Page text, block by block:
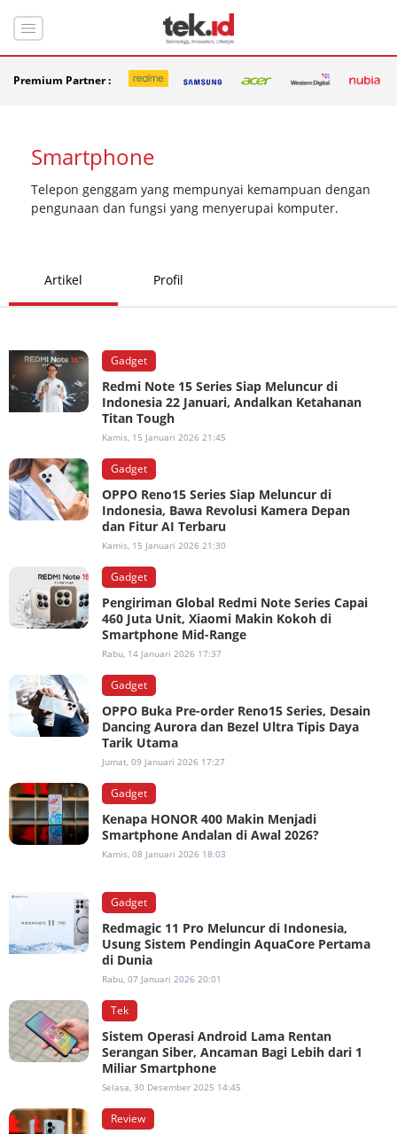
Premium Partner :
Smartphone
Telepon genggam yang mempunyai kemampuan dengan
pengunaan dan fungsi yang menyerupai komputer.
Artikel Profil
Gadget
Redmi Note 15 Series Siap Meluncur di
Indonesia 22 Januari, Andalkan Ketahanan
Titan Tough
Kamis, 15 Januari 2026 21:45
Gadget
OPPO Reno15 Series Siap Meluncur di
Indonesia, Bawa Revolusi Kamera Depan
dan Fitur AI Terbaru
Kamis, 15 Januari 2026 21:30
Gadget
Pengiriman Global Redmi Note Series Capai
460 Juta Unit, Xiaomi Makin Kokoh di
Smartphone Mid-Range
Rabu, 14 Januari 2026 17:37
Gadget
OPPO Buka Pre-order Reno15 Series, Desain
Dancing Aurora dan Bezel Ultra Tipis Daya
Tarik Utama
Jumat, 09 Januari 2026 17:27
Gadget
Kenapa HONOR 400 Makin Menjadi
Smartphone Andalan di Awal 2026?
Kamis, 08 Januari 2026 18:03
Gadget
Redmagic 11 Pro Meluncur di Indonesia,
Usung Sistem Pendingin AquaCore Pertama
di Dunia
Rabu, 07 Januari 2026 20:01
Tek
Sistem Operasi Android Lama Rentan
Serangan Siber, Ancaman Bagi Lebih dari 1
Miliar Smartphone
Selasa, 30 Desember 2025 14:45
Review